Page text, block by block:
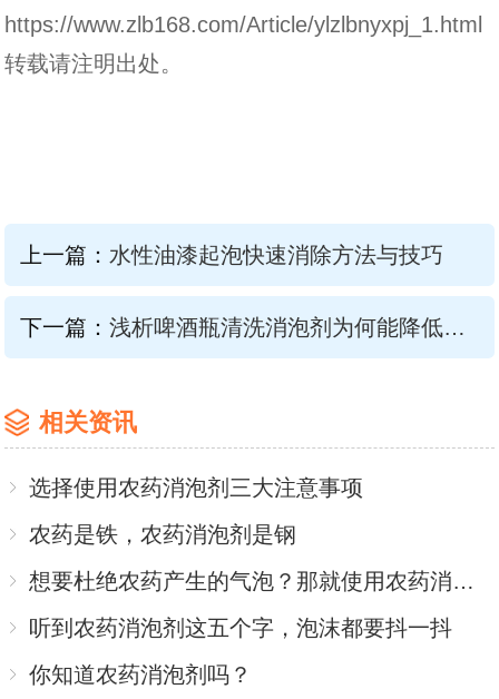
https://www.zlb168.com/Article/ylzlbnyxpj_1.html
转载请注明出处。
上一篇： 水性油漆起泡快速消除方法与技巧
下一篇： 浅析啤酒瓶清洗消泡剂为何能降低啤酒瓶清洗成本
相关资讯
选择使用农药消泡剂三大注意事项
农药是铁，农药消泡剂是钢
想要杜绝农药产生的气泡？那就使用农药消泡剂吧！
听到农药消泡剂这五个字，泡沫都要抖一抖
你知道农药消泡剂吗？